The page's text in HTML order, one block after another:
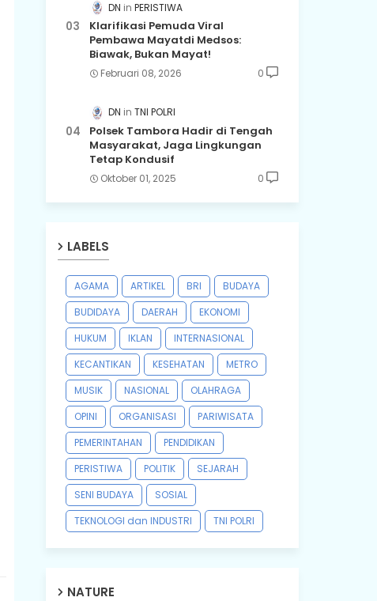
DN PERISTIWA
Klarifikasi Pemuda Viral
Pembawa Mayatdi Medsos:
Biawak, Bukan Mayat!
Februari 08, 2026 0
DN TNI POLRI
Polsek Tambora Hadir di Tengah
Masyarakat, Jaga Lingkungan
Tetap Kondusif
Oktober 01, 2025 0
LABELS
AGAMA ARTIKEL BRI
BUDAYA
BUDIDAYA
DAERAH
EKONOMI
HUKUM
IKLAN
INTERNASIONAL
KECANTIKAN
KESEHATAN
METRO
MUSIK
NASIONAL
OLAHRAGA
OPINI
ORGANISASI
PARIWISATA
PEMERINTAHAN
PENDIDIKAN
PERISTIWA
POLITIK
SEJARAH
SENI BUDAYA
SOSIAL
TEKNOLOGI dan INDUSTRI
TNI POLRI
NATURE